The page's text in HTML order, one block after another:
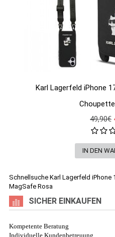
Karl Lagerfeld iPhone
49,90€
Schnellsuche Karl Lagerfeld iPhone
MagSafe Rosa
SICHER EINKAUFEN
Kompetente Beratung
Individuelle Kundenbetreuung